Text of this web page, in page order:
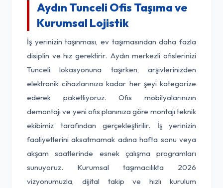
Aydın Tunceli Ofis Taşıma ve
Kurumsal Lojistik
İş yerinizin taşınması, ev taşımasından daha fazla
disiplin ve hız gerektirir. Aydın merkezli ofislerinizi
Tunceli lokasyonuna taşırken, arşivlerinizden
elektronik cihazlarınıza kadar her şeyi kategorize
ederek paketliyoruz. Ofis mobilyalarınızın
demontajı ve yeni ofis planınıza göre montajı teknik
ekibimiz tarafından gerçekleştirilir. İş yerinizin
faaliyetlerini aksatmamak adına hafta sonu veya
akşam saatlerinde esnek çalışma programları
sunuyoruz. Kurumsal taşımacılıkta 2026
vizyonumuzla, dijital takip ve hızlı kurulum